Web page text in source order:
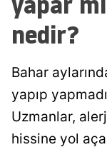
nedir?
Bahar
yapıp
Uzmanlar,
hissine yol